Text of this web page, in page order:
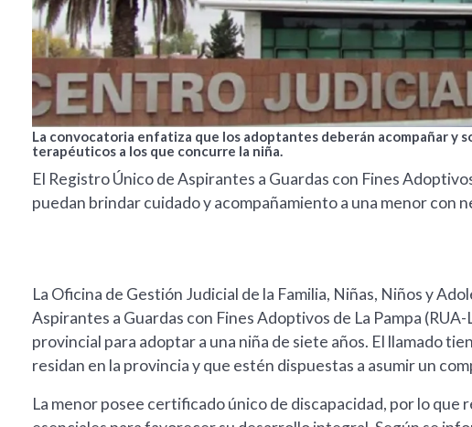
La convocatoria enfatiza que los adoptantes deberán acompañar y
terapéuticos a los que concurre la niña.
El Registro Único de Aspirantes a Guardas con Fines
puedan brindar cuidado y acompañamiento a una menor con
La Oficina de Gestión Judicial de la Familia, Niñas, Niños y
Aspirantes a Guardas con Fines Adoptivos de La Pampa
provincial para adoptar a una niña de siete años. El llamado
residan en la provincia y que estén dispuestas a asumir un
La menor posee certificado único de discapacidad, por lo